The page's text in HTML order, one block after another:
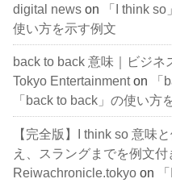
digital news on
「I think
使い方を示す例文
back to back 意味｜ビジネ
Tokyo Entertainmenton
「back to back」の使い方
【完全版】I think so 意味
え、スラングまでを例文
Reiwachronicle.tokyo on